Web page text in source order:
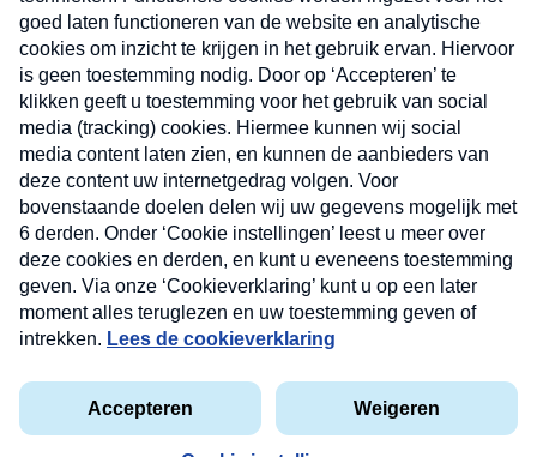
Verzend
Privacyverklaring
Cookieverklaring
Kwetsbaarheid melden
Copyright © 2026 MAX Vandaag - Omroep MAX
Nieuwsbrief
Neem hier een gratis abonnement op onze
nieuwsbrief. Elke vrijdag- en dinsdagochtend in uw